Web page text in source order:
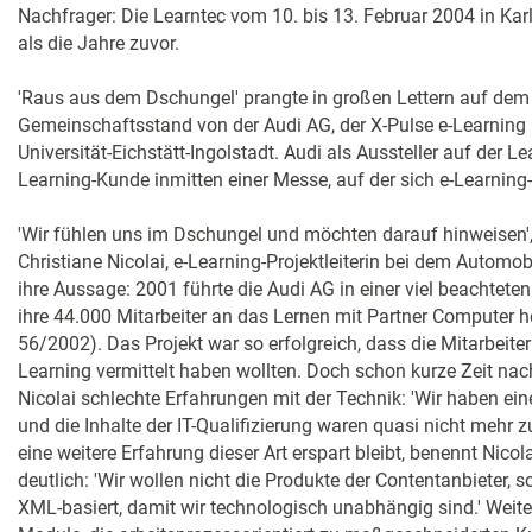
Nachfrager: Die Learntec vom 10. bis 13. Februar 2004 in
als die Jahre zuvor.
'Raus aus dem Dschungel' prangte in großen Lettern auf
Gemeinschaftsstand von der Audi AG, der X-Pulse e-
Universität-Eichstätt-Ingolstadt. Audi als Aussteller auf der
Learning-Kunde inmitten einer Messe, auf der sich e-
'Wir fühlen uns im Dschungel und möchten darauf
Christiane Nicolai, e-Learning-Projektleiterin bei dem
ihre Aussage: 2001 führte die Audi AG in einer viel
ihre 44.000 Mitarbeiter an das Lernen mit Partner Computer
56/2002). Das Projekt war so erfolgreich, dass die
Learning vermittelt haben wollten. Doch schon kurze Zeit
Nicolai schlechte Erfahrungen mit der Technik: 'Wir haben
und die Inhalte der IT-Qualifizierung waren quasi nicht mehr
eine weitere Erfahrung dieser Art erspart bleibt, benennt
deutlich: 'Wir wollen nicht die Produkte der Contentanbieter,
XML-basiert, damit wir technologisch unabhängig sind.'